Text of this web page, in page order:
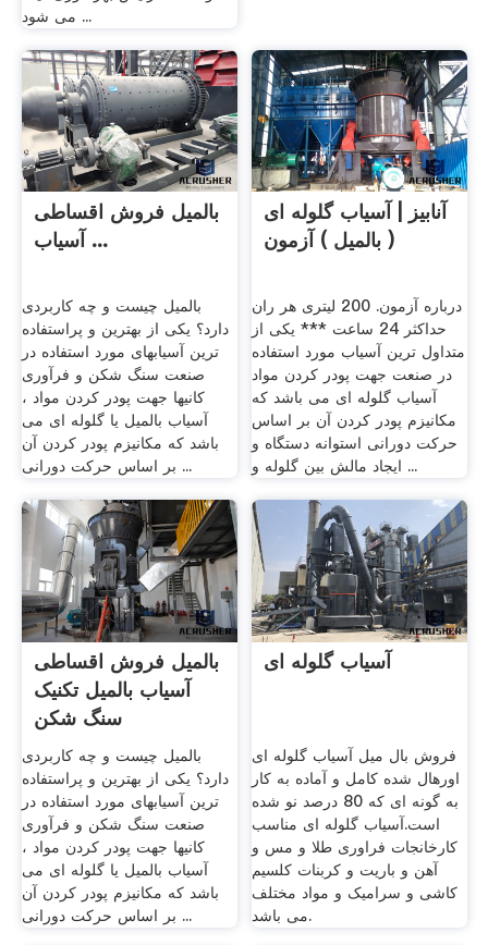
می شود ...
بالمیل فروش اقساطی
آسیاب ...
بالمیل چیست و چه کاربردی
دارد؟ یکی از بهترین و پراستفاده
ترین آسیابهای مورد استفاده در
صنعت سنگ شکن و فرآوری
کانیها جهت پودر کردن مواد ،
آسیاب بالمیل یا گلوله ای می
باشد که مکانیزم پودر کردن آن
بر اساس حرکت دورانی ...
آنابیز | آسیاب گلوله ای
( بالمیل ) آزمون
درباره آزمون. 200 لیتری هر ران
حداکثر 24 ساعت *** یکی از
متداول ترین آسیاب مورد استفاده
در صنعت جهت پودر کردن مواد
آسیاب گلوله ای می باشد که
مکانیزم پودر کردن آن بر اساس
حرکت دورانی استوانه دستگاه و
ایجاد مالش بین گلوله و ...
بالمیل فروش اقساطی
آسیاب بالمیل تکنیک
سنگ شکن
بالمیل چیست و چه کاربردی
دارد؟ یکی از بهترین و پراستفاده
ترین آسیابهای مورد استفاده در
صنعت سنگ شکن و فرآوری
کانیها جهت پودر کردن مواد ،
آسیاب بالمیل یا گلوله ای می
باشد که مکانیزم پودر کردن آن
بر اساس حرکت دورانی ...
آسیاب گلوله ای
فروش بال میل آسیاب گلوله ای
اورهال شده کامل و آماده به کار
به گونه ای که 80 درصد نو شده
است.آسیاب گلوله ای مناسب
کارخانجات فراوری طلا و مس و
آهن و باریت و کربنات کلسیم
کاشی و سرامیک و مواد مختلف
می باشد.